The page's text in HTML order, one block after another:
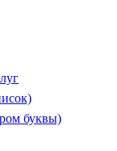
буквы)